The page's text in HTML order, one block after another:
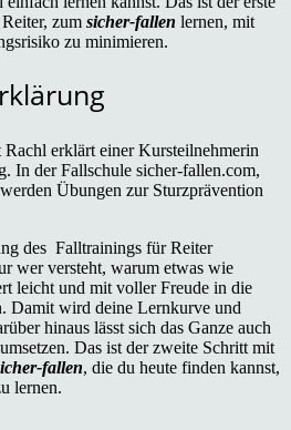
zum sicher-fallen lernen, mit
zu minimieren.
des Falltrainings für Reiter
wer versteht, warum etwas wie
leicht und mit voller Freude in die
Damit wird deine Lernkurve und
hinaus lässt sich das Ganze auch
Das ist der zweite Schritt mit
fallen, die du heute finden kannst,
lernen.